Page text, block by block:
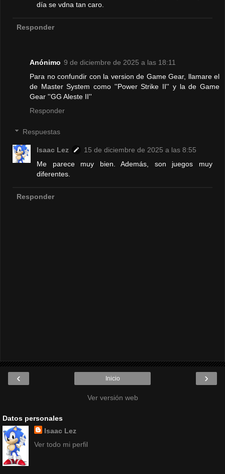
día se vdna tan caro.
Responder
Anónimo 9 de diciembre de 2025 a las 18:11
Para no confundir con la version de Game Gear, llamare el
de Master System como ''Power Strike II'' y la de Game
Gear ''GG Aleste II''
Responder
Respuestas
Isaac Lez
15 de diciembre de 2025 a las 8:55
Me parece muy bien. Además, son juegos muy
diferentes.
Responder
‹ ›
Inicio
Ver versión web
Datos personales
Isaac Lez
Ver todo mi perfil